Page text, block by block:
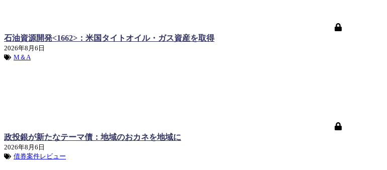
石油資源開発<1662>：米国タイトオイル・ガス資産を取得
2026年8月6日
M＆A
政投銀が新たなテーマ債：地域のおカネを地域に
2026年8月6日
債券案件レビュー